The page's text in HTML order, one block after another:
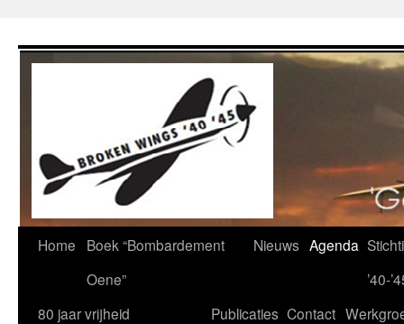
naar
Home
Boek “Bombardement
Oene”
Nieuws Agenda
’40-
80 jaar vrijheid
Publicaties Contact